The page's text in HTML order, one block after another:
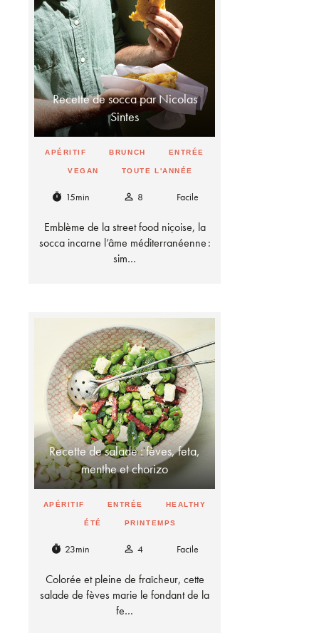
Recette de socca par Nicolas
Sintes
APÉRITIF BRUNCH ENTRÉE
VEGAN TOUTE L'ANNÉE
timer 15min person_outline 8 Facile
Emblème de la street food niçoise, la
socca incarne l’âme méditerranéenne :
sim…
Recette de salade : fèves, feta,
menthe et chorizo
APÉRITIF ENTRÉE HEALTHY
ÉTÉ PRINTEMPS
timer 23min person_outline 4 Facile
Colorée et pleine de fraîcheur, cette
salade de fèves marie le fondant de la
fe…